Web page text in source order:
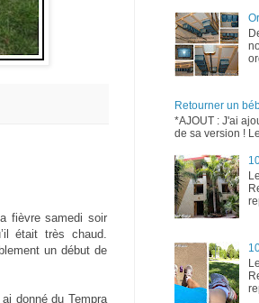
fièvre samedi soir
était très chaud.
un début de
donné du Tempra
Retourner un
*AJOUT : J'ai
de sa version !